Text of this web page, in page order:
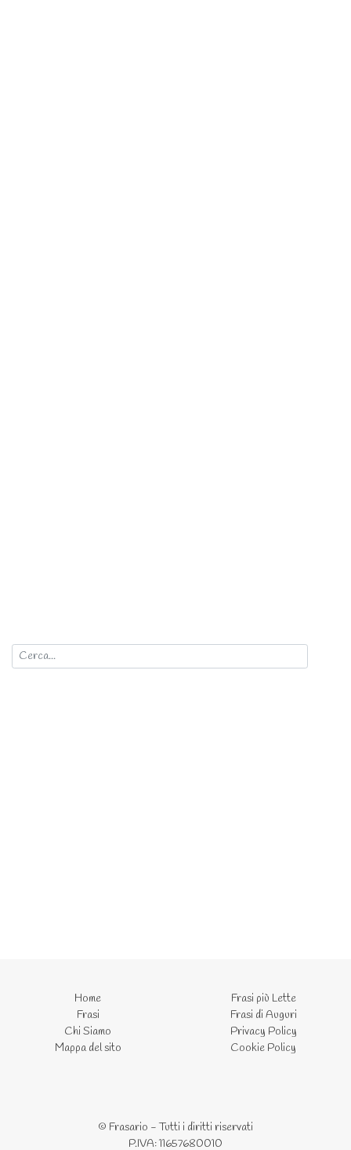
Home
Frasi
Frasi più Lette
Frasi di Auguri
Chi Siamo
Mappa del sito
Privacy Policy
Cookie Policy
© Frasario - Tutti i diritti riservati
P.IVA: 11657680010